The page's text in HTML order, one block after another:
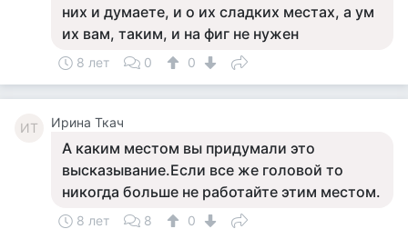
них и думаете, и о их сладких местах, а ум
их вам, таким, и на фиг не нужен
8 лет 0 0
ИТ Ирина Ткач
А каким местом вы придумали это
высказывание.Если все же головой то
никогда больше не работайте этим местом.
8 лет 8
0